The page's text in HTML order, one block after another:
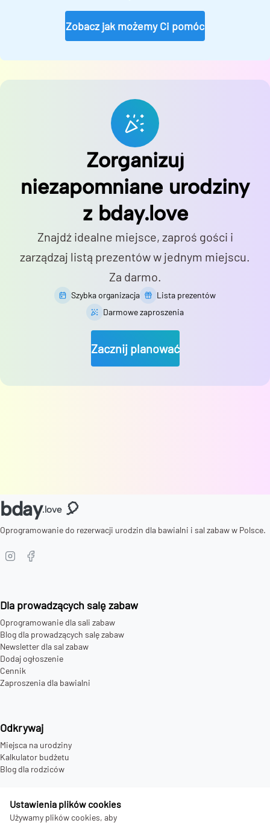
Ustawienia plików cookies
Używamy plików cookies, aby
Zobacz jak możemy Ci pomóc
Zorganizuj
niezapomniane urodziny
z bday.love
Znajdź idealne miejsce, zaproś gości i
zarządzaj listą prezentów w jednym miejscu.
Za darmo.
Szybka organizacja
Lista prezentów
Darmowe zaproszenia
Zacznij planować
bday.love 🎈
Oprogramowanie do rezerwacji urodzin dla bawialni i sal zabaw w Polsce.
Dla prowadzących salę zabaw
Oprogramowanie dla sali zabaw
Blog dla prowadzących salę zabaw
Newsletter dla sal zabaw
Dodaj ogłoszenie
Cennik
Zaproszenia dla bawialni
Odkrywaj
Miejsca na urodziny
Kalkulator budżetu
Blog dla rodziców
Firma